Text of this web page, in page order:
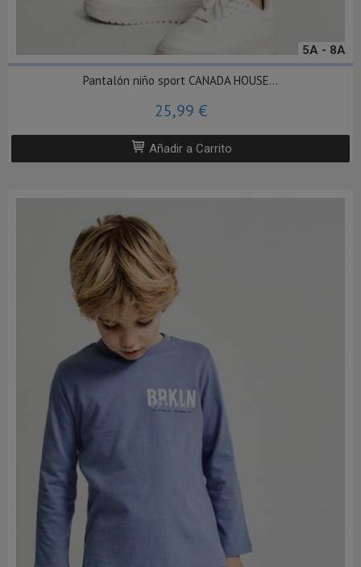
5A - 8A
Pantalón niño sport CANADA HOUSE...
25,99 €
Añadir a Carrito